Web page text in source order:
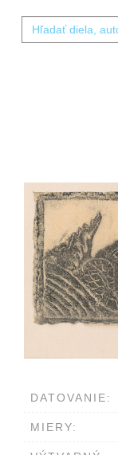
DATOVANIE:
MIERY: